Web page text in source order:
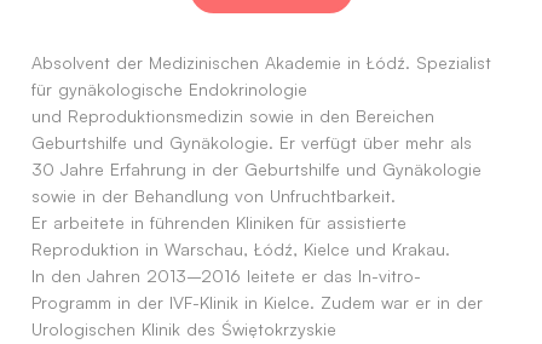
Absolvent der Medizinischen Akademie in Łódź. Spezialist
für gynäkologische Endokrinologie
und Reproduktionsmedizin sowie in den Bereichen
Geburtshilfe und Gynäkologie. Er verfügt über mehr als
30 Jahre Erfahrung in der Geburtshilfe und Gynäkologie
sowie in der Behandlung von Unfruchtbarkeit.
Er arbeitete in führenden Kliniken für assistierte
Reproduktion in Warschau, Łódź, Kielce und Krakau.
In den Jahren 2013–2016 leitete er das In-vitro-
Programm in der IVF-Klinik in Kielce. Zudem war er in der
Urologischen Klinik des Świętokrzyskie